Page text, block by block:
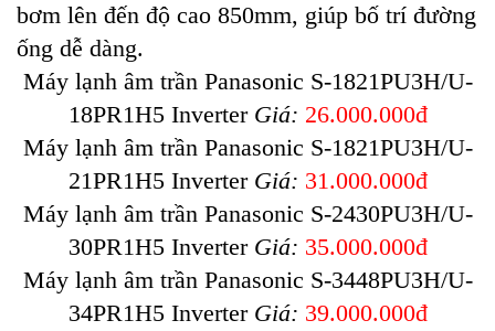
bơm lên đến độ cao 850mm, giúp bố trí đường
ống dễ dàng.
Máy lạnh âm trần Panasonic S-1821PU3H/U-
18PR1H5 Inverter Giá: 26.000.000đ
Máy lạnh âm trần Panasonic S-1821PU3H/U-
21PR1H5 Inverter Giá: 31.000.000đ
Máy lạnh âm trần Panasonic S-2430PU3H/U-
30PR1H5 Inverter Giá: 35.000.000đ
Máy lạnh âm trần Panasonic S-3448PU3H/U-
34PR1H5 Inverter Giá: 39.000.000đ